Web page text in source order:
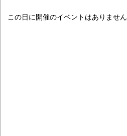
この日に開催のイベントはありません